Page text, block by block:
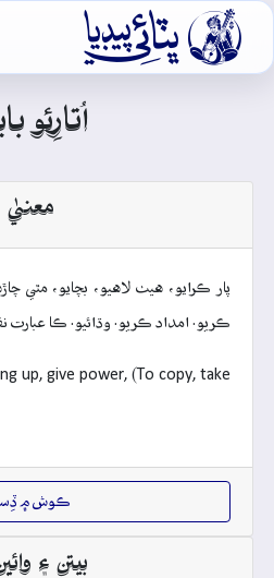

اُتارِئو
معنيٰ
پار ڪرايو، هيٺ لاهيو، بچايو، مٿي
ڪريو. امداد ڪريو. وڌائيو. ڪا عبارت
up, give power, (To copy, take
ڪوش ۾
بيتن ۽